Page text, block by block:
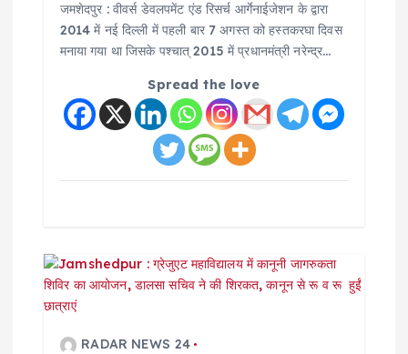
जमशेदपुर : वीवर्स डेवलपमेंट एंड रिसर्च आर्गेनाईजेशन के द्वारा
2014 में नई दिल्ली में पहली बार 7 अगस्त को हस्तकरघा दिवस
मनाया गया था जिसके पश्चात् 2015 में प्रधानमंत्री नरेन्द्र…
Spread the love
RADAR NEWS 24